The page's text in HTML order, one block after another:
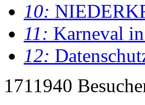
10:
11: Karneval
12:
1711940